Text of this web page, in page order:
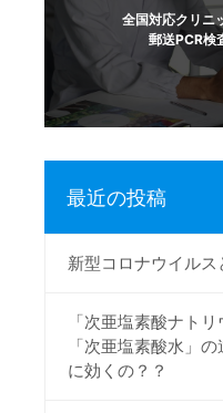
全国対応クリニ
郵送PCR検
最近の投稿
新型コロナウイルス
「次亜塩素酸ナトリ
「次亜塩素酸水」
に効くの？？